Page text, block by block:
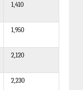
1,410
1,950
2,120
2,230